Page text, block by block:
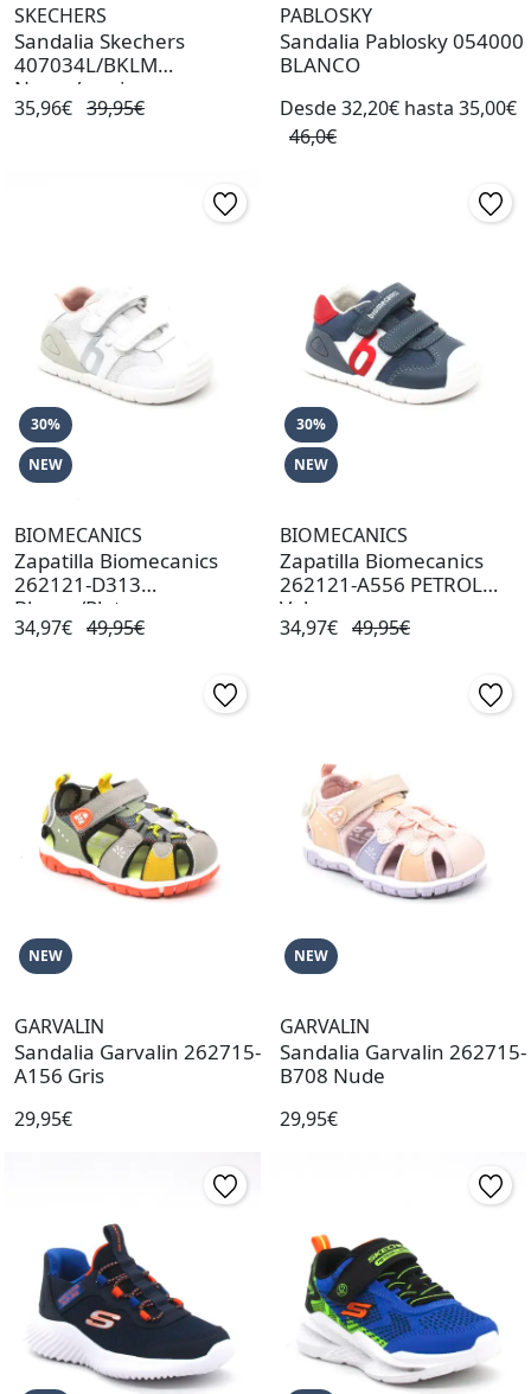
SKECHERS
Sandalia Skechers
407034L/BKLM
Negro/marino
35,96€ 39,95€
PABLOSKY
Sandalia Pablosky 054000
BLANCO
Desde 32,20€ hasta 35,00€
46,0€
30%
NEW
BIOMECANICS
Zapatilla Biomecanics
262121-D313
Blanco/Plata
34,97€ 49,95€
30%
NEW
BIOMECANICS
Zapatilla Biomecanics
262121-A556 PETROL
Velcros
34,97€ 49,95€
NEW
GARVALIN
Sandalia Garvalin 262715-
A156 Gris
29,95€
NEW
GARVALIN
Sandalia Garvalin 262715-
B708 Nude
29,95€